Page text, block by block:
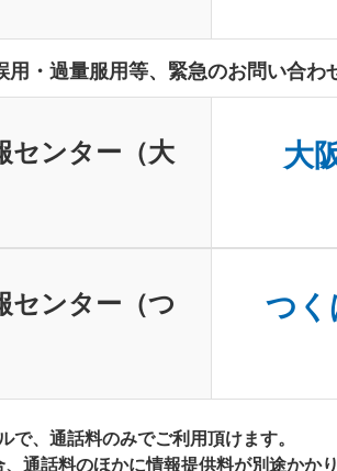
用・過量服用等、緊急のお問い合わ
センター（大
大
センター（つ
つく
、通話料のみでご利用頂けます。
通話料のほかに情報提供料が別途かかり